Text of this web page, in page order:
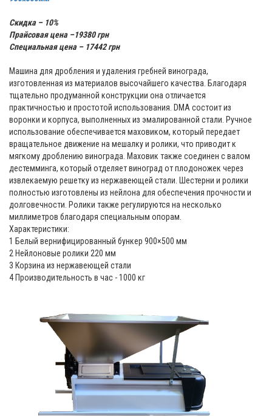
Скидка – 10%
Прайсовая цена –19380 грн
Специальная цена – 17442 грн
Машина для дробления и удаления гребней винограда,
изготовленная из материалов высочайшего качества. Благодаря
тщательно продуманной конструкции она отличается
практичностью и простотой использования. DMA состоит из
воронки и корпуса, выполненных из эмалированной стали. Ручное
использование обеспечивается маховиком, который передает
вращательное движение на мешалку и ролики, что приводит к
мягкому дроблению винограда. Маховик также соединен с валом
дестемминга, который отделяет виноград от плодоножек через
извлекаемую решетку из нержавеющей стали. Шестерни и ролики
полностью изготовлены из нейлона для обеспечения прочности и
долговечности. Ролики также регулируются на несколько
миллиметров благодаря специальным опорам.
Характеристики:
1 Белый вернифицированный бункер 900×500 мм
2 Нейлоновые ролики 220 мм
3 Корзина из нержавеющей стали
4 Производительность в час - 1000 кг